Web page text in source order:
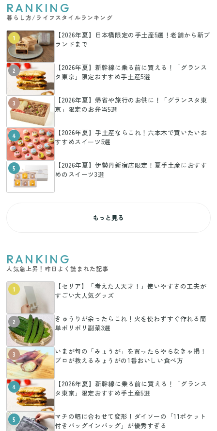
RANKING
暮らし方/ライフスタイルランキング
1
【2026年夏】日本橋限定の手土産5選！老舗から新ブ
ランドまで
2
【2026年夏】新幹線に乗る前に買える！「グランス
タ東京」限定おすすめ手土産5選
3
【2026年夏】帰省や旅行のお供に！「グランスタ東
京」限定のお弁当5選
4
【2026年夏】手土産ならこれ！六本木で買いたいお
すすめスイーツ5選
5
【2026年夏】伊勢丹新宿店限定！夏手土産におすす
めのスイーツ3選
もっと見る
RANKING
人気急上昇！昨日よく読まれた記事
1
【セリア】「考えた人天才！」使いやすさの工夫が
すごい大人気グッズ
2
きゅうりが余ったらこれ！火を使わずすぐ作れる簡
単ポリポリ副菜3選
3
いまが旬の「みょうが」を買ったらやらなきゃ損！
プロが教えるみょうがの1番おいしい食べ方
4
【2026年夏】新幹線に乗る前に買える！「グランス
タ東京」限定おすすめ手土産5選
5
マチの幅に合わせて変形！ダイソーの「11ポケット
付きバッグインバッグ」が優秀すぎる